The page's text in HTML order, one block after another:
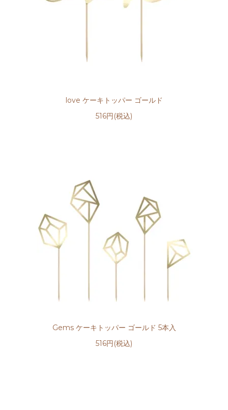
love ケーキトッパー ゴールド
516円(税込)
Gems ケーキトッパー ゴールド 5本入
516円(税込)